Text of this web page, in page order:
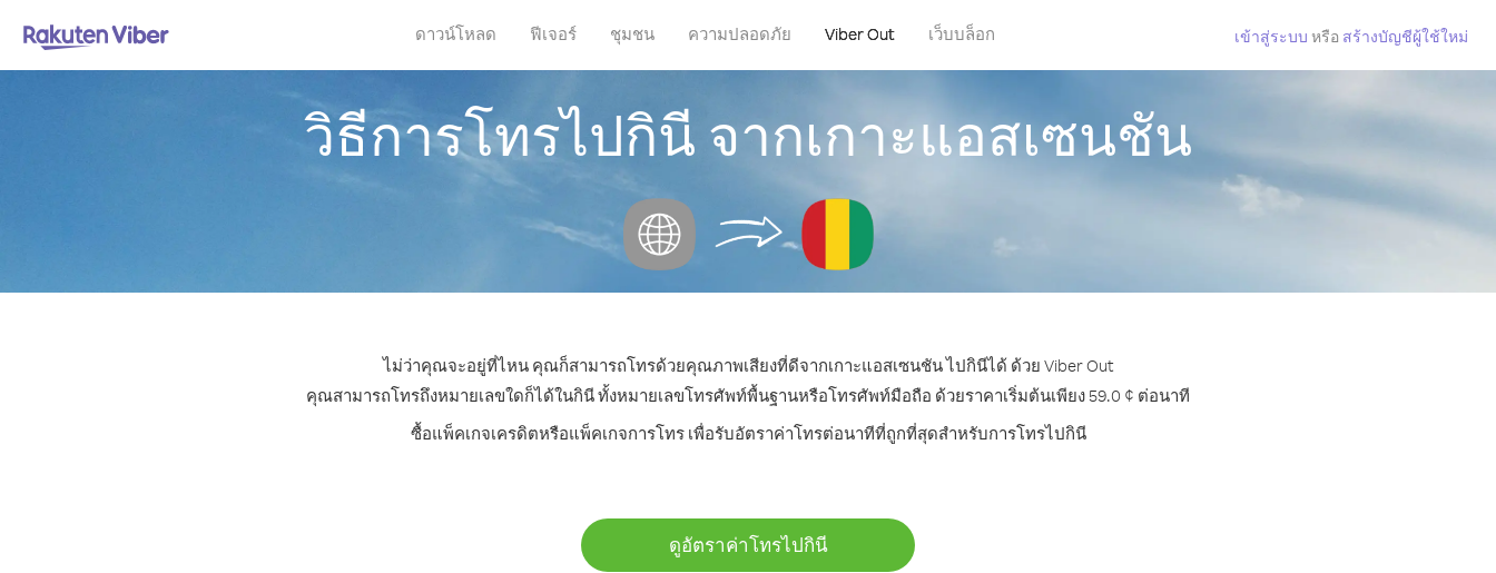
ดาวน์โหลด ฟีเจอร์ ชุมชน ความปลอดภัย Viber Out เว็บบล็อก เข้าสู่ระบบ หรือ สร้างบัญชีผู้ใช้ใหม่
วิธีการโทรไปกินี จากเกาะแอสเซนชัน
ไม่ว่าคุณจะอยู่ที่ไหน คุณก็สามารถโทรด้วยคุณภาพเสียงที่ดีจากเกาะแอสเซนชัน ไปกินีได้ ด้วย Viber Out
คุณสามารถโทรถึงหมายเลขใดก็ได้ในกินี ทั้งหมายเลขโทรศัพท์พื้นฐานหรือโทรศัพท์มือถือ ด้วยราคาเริ่มต้นเพียง 59.0 ¢ ต่อนาที
ซื้อแพ็คเกจเครดิตหรือแพ็คเกจการโทร เพื่อรับอัตราค่าโทรต่อนาทีที่ถูกที่สุดสำหรับการโทรไปกินี
ดูอัตราค่าโทรไปกินี